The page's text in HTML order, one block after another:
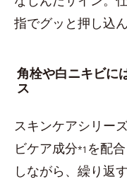
指でグッと押し込ん
角栓や白ニキビに
ス
スキンケアシリー
ビケア成分*1 を配
しながら、繰り返